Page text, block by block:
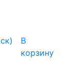
В
корзину